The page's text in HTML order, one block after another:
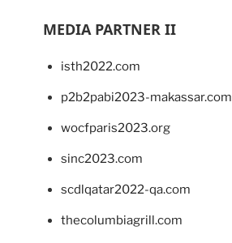
MEDIA PARTNER II
isth2022.com
p2b2pabi2023-makassar.com
wocfparis2023.org
sinc2023.com
scdlqatar2022-qa.com
thecolumbiagrill.com